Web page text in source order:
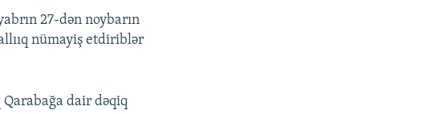
27-dən noybarın
nümayiş etdiriblər
dair dəqiq